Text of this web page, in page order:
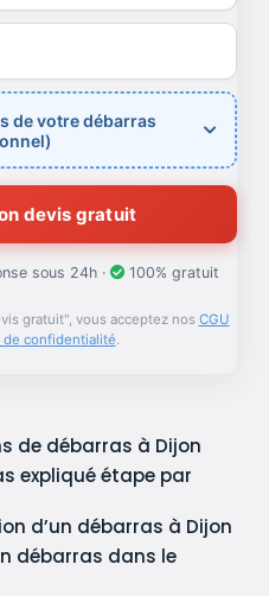
de votre débarras
devis gratuit
sous 24h · 100% gratuit
gratuit", vous acceptez nos CGU
de confidentialité.
de débarras à Dijon
expliqué étape par
d’un débarras à Dijon
débarras dans le